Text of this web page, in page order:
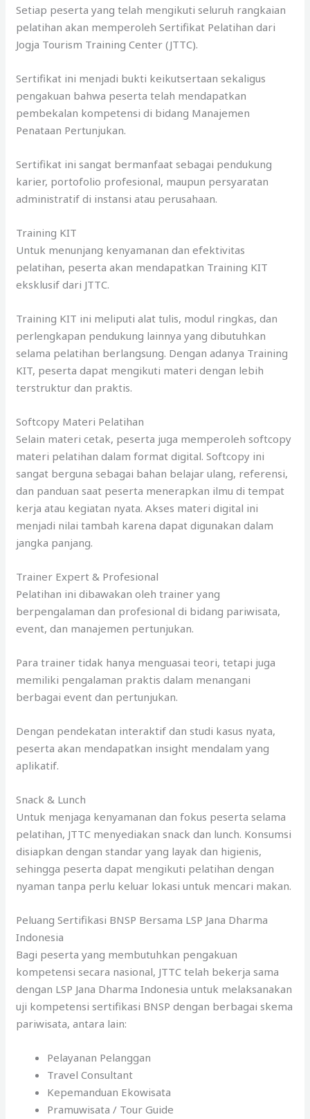
Setiap peserta yang telah mengikuti seluruh rangkaian
pelatihan akan memperoleh Sertifikat Pelatihan dari
Jogja Tourism Training Center (JTTC).
Sertifikat ini menjadi bukti keikutsertaan sekaligus
pengakuan bahwa peserta telah mendapatkan
pembekalan kompetensi di bidang Manajemen
Penataan Pertunjukan.
Sertifikat ini sangat bermanfaat sebagai pendukung
karier, portofolio profesional, maupun persyaratan
administratif di instansi atau perusahaan.
Training KIT
Untuk menunjang kenyamanan dan efektivitas
pelatihan, peserta akan mendapatkan Training KIT
eksklusif dari JTTC.
Training KIT ini meliputi alat tulis, modul ringkas, dan
perlengkapan pendukung lainnya yang dibutuhkan
selama pelatihan berlangsung. Dengan adanya Training
KIT, peserta dapat mengikuti materi dengan lebih
terstruktur dan praktis.
Softcopy Materi Pelatihan
Selain materi cetak, peserta juga memperoleh softcopy
materi pelatihan dalam format digital. Softcopy ini
sangat berguna sebagai bahan belajar ulang, referensi,
dan panduan saat peserta menerapkan ilmu di tempat
kerja atau kegiatan nyata. Akses materi digital ini
menjadi nilai tambah karena dapat digunakan dalam
jangka panjang.
Trainer Expert & Profesional
Pelatihan ini dibawakan oleh trainer yang
berpengalaman dan profesional di bidang pariwisata,
event, dan manajemen pertunjukan.
Para trainer tidak hanya menguasai teori, tetapi juga
memiliki pengalaman praktis dalam menangani
berbagai event dan pertunjukan.
Dengan pendekatan interaktif dan studi kasus nyata,
peserta akan mendapatkan insight mendalam yang
aplikatif.
Snack & Lunch
Untuk menjaga kenyamanan dan fokus peserta selama
pelatihan, JTTC menyediakan snack dan lunch. Konsumsi
disiapkan dengan standar yang layak dan higienis,
sehingga peserta dapat mengikuti pelatihan dengan
nyaman tanpa perlu keluar lokasi untuk mencari makan.
Peluang Sertifikasi BNSP Bersama LSP Jana Dharma
Indonesia
Bagi peserta yang membutuhkan pengakuan
kompetensi secara nasional, JTTC telah bekerja sama
dengan LSP Jana Dharma Indonesia untuk melaksanakan
uji kompetensi sertifikasi BNSP dengan berbagai skema
pariwisata, antara lain:
Pelayanan Pelanggan
Travel Consultant
Kepemanduan Ekowisata
Pramuwisata / Tour Guide